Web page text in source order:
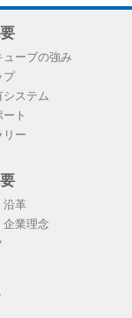
ューブの強み
プ
システム
ト
リー
沿革
企業理念